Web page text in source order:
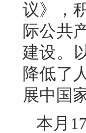
议》，
际公共
建设。
降低了
展中国
本月